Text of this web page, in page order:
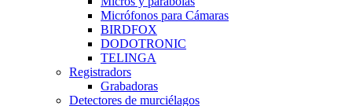
Micrófonos para Cámaras
BIRDFOX
DODOTRONIC
TELINGA
Registradors
Grabadoras
Detectores de murciélagos